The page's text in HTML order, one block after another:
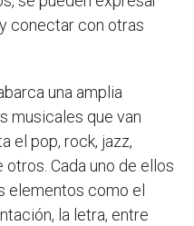
conectar con otras
una amplia
musicales que van
el pop, rock, jazz,
Cada uno de ellos
elementos como el
la letra, entre